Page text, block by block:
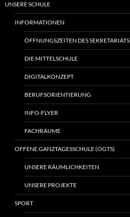
UNSERE SCHULE
INFORMATIONEN
ÖFFNUNGSZEITEN DES SEKRETARIATS
DIE MITTELSCHULE
DIGITALKONZEPT
BERUFSORIENTIERUNG
INFO-FLYER
FACHRÄUME
OFFENE GANZTAGESSCHULE (OGTS)
UNSERE RÄUMLICHKEITEN
UNSERE PROJEKTE
SPORT